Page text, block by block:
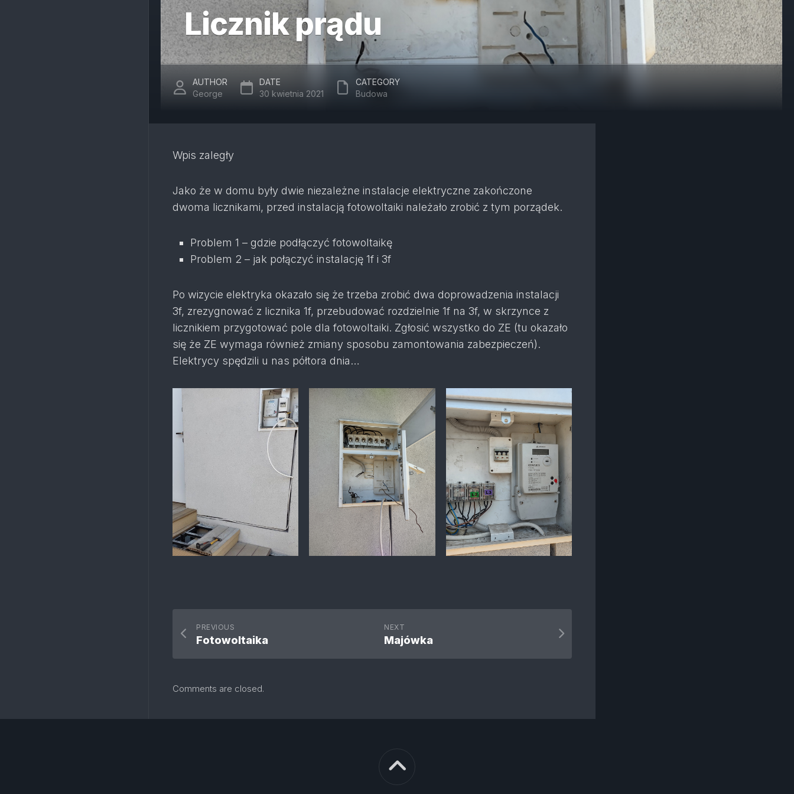
Licznik prądu
AUTHOR
George
DATE
30 kwietnia 2021
CATEGORY
Budowa
Wpis zaległy
Jako że w domu były dwie niezależne instalacje elektryczne zakończone
dwoma licznikami, przed instalacją fotowoltaiki należało zrobić z tym porządek.
Problem 1 – gdzie podłączyć fotowoltaikę
Problem 2 – jak połączyć instalację 1f i 3f
Po wizycie elektryka okazało się że trzeba zrobić dwa doprowadzenia instalacji
3f, zrezygnować z licznika 1f, przebudować rozdzielnie 1f na 3f, w skrzynce z
licznikiem przygotować pole dla fotowoltaiki. Zgłosić wszystko do ZE (tu okazało
się że ZE wymaga również zmiany sposobu zamontowania zabezpieczeń).
Elektrycy spędzili u nas półtora dnia…
NEXT
Majówka
PREVIOUS
Fotowoltaika
Comments are closed.